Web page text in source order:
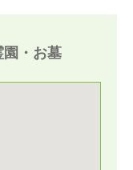
園・お墓